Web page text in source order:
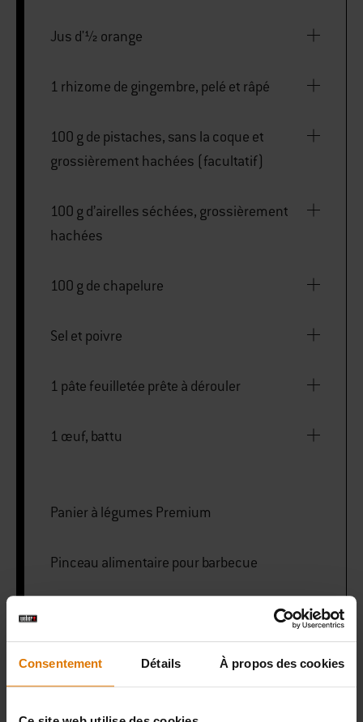
Consentement Détails À propos des cookies
Jus d'½ orange
1 rhizome de gingembre, pelé et râpé
100 g de pistaches, sans la coque et
grossièrement hachées (facultatif)
100 g d’airelles séchées, grossièrement
hachées
100 g de chapelure
Sel et poivre
1 pâte feuilletée prête à dérouler
1 œuf, battu
Panier à légumes Premium
Pinceau alimentaire pour barbecue
PRINT THIS LIST